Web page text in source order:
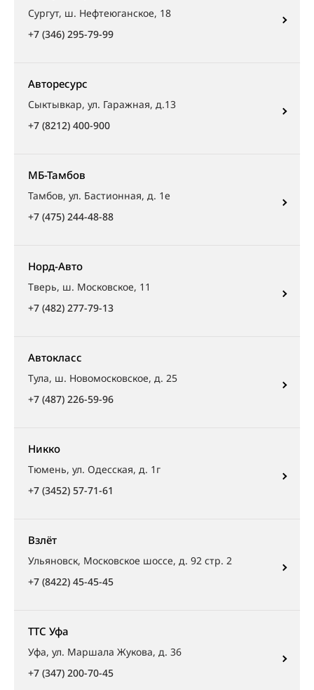
Сургут, ш. Нефтеюганское, 18
+7 (346) 295-79-99
Авторесурс
Сыктывкар, ул. Гаражная, д.13
+7 (8212) 400-900
МБ-Тамбов
Тамбов, ул. Бастионная, д. 1е
+7 (475) 244-48-88
Норд-Авто
Тверь, ш. Московское, 11
+7 (482) 277-79-13
Автокласс
Тула, ш. Новомосковское, д. 25
+7 (487) 226-59-96
Никко
Тюмень, ул. Одесская, д. 1г
+7 (3452) 57-71-61
Взлёт
Ульяновск, Московское шоссе, д. 92 стр. 2
+7 (8422) 45-45-45
ТТС Уфа
Уфа, ул. Маршала Жукова, д. 36
+7 (347) 200-70-45